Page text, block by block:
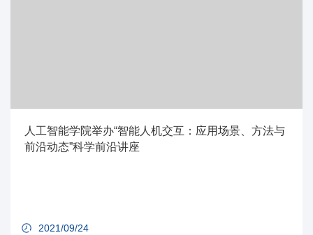
人工智能学院举办“智能人机交互：应用场景、方法与
前沿动态”科学前沿讲座
2021/09/24